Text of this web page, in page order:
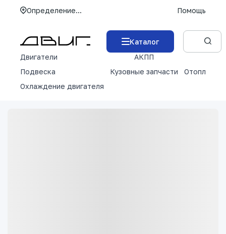
Определение... Помощь
Каталог
Двигатели
АКПП
Подвеска
Кузовные запчасти
Отопление
Охлаждение двигателя